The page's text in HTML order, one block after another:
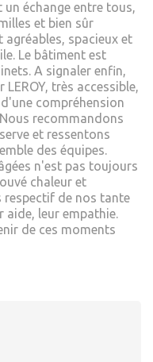
échange entre tous,
et bien sûr
agréables, spacieux et
Le bâtiment est
A signaler enfin,
très accessible,
compréhension
recommandons
et ressentons
des équipes.
n'est pas toujours
chaleur et
respectif de nos tante
aide, leur empathie.
de ces moments